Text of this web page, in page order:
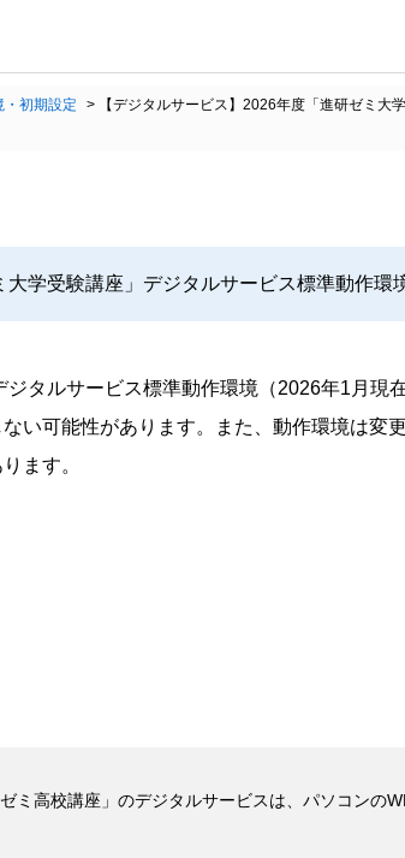
・初期設定 >
【デジタルサービス】2026年度「進研ゼミ大
学受験講座」デジタルサービス標準動作環
タルサービス標準動作環境（2026年1月現在
い可能性があります。また、動作環境は変
ます。
ミ高校講座」のデジタルサービスは、パソコンの